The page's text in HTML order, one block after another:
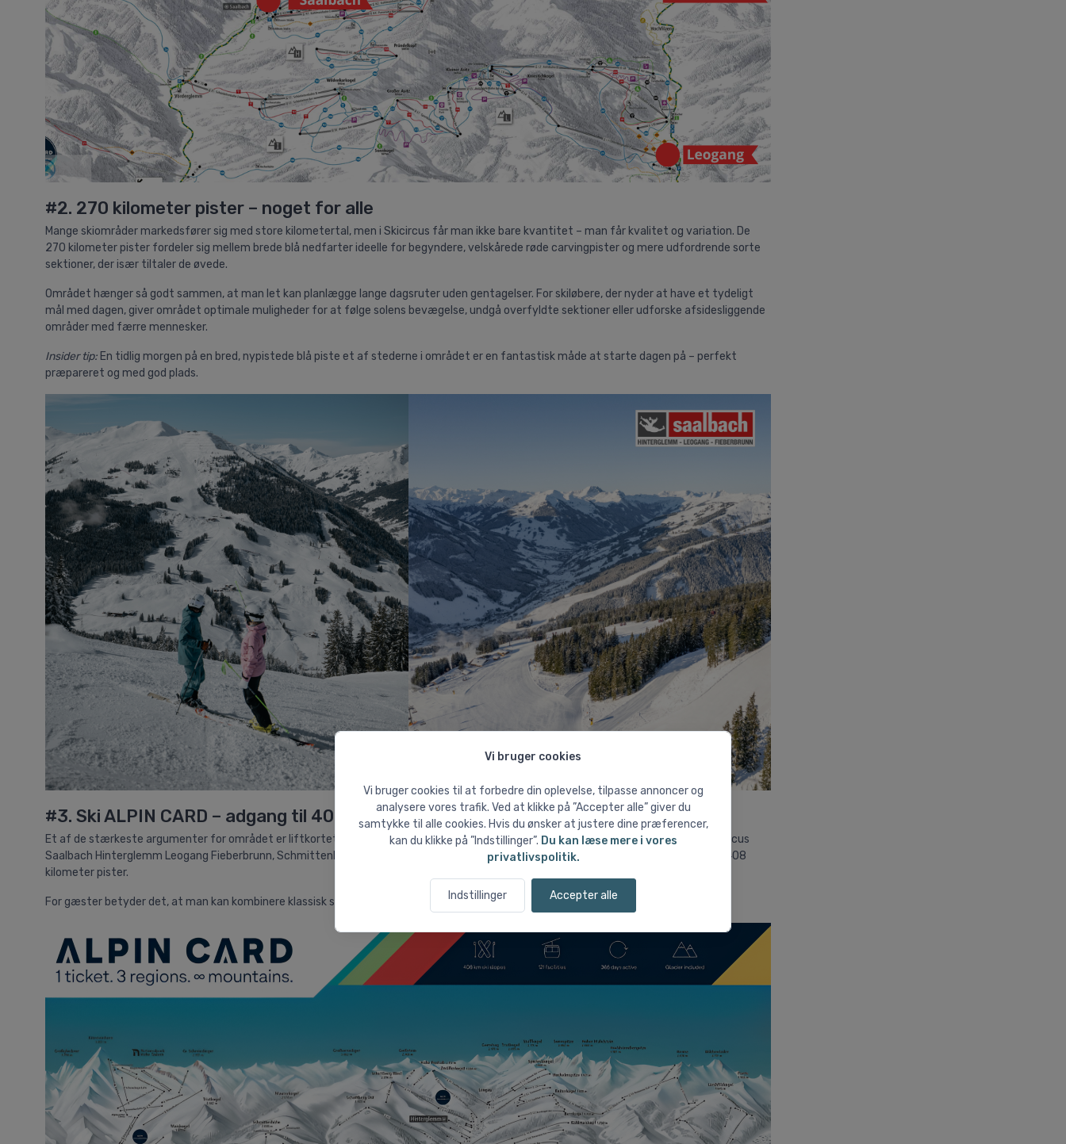
Vi bruger cookies
Vi bruger cookies til at forbedre din oplevelse, tilpasse annoncer og
analysere vores trafik. Ved at klikke på ”Accepter alle” giver du
samtykke til alle cookies. Hvis du ønsker at justere dine præferencer,
kan du klikke på ”Indstillinger”. Du kan læse mere i vores
privatlivspolitik.
Indstillinger Accepter alle
#2. 270 kilometer pister – noget for alle
Mange skiområder markedsfører sig med store kilometertal, men i Skicircus får man ikke bare kvantitet – man får kvalitet og variation. De
270 kilometer pister fordeler sig mellem brede blå nedfarter ideelle for begyndere, velskårede røde carvingpister og mere udfordrende sorte
sektioner, der især tiltaler de øvede.
Området hænger så godt sammen, at man let kan planlægge lange dagsruter uden gentagelser. For skiløbere, der nyder at have et tydeligt
mål med dagen, giver området optimale muligheder for at følge solens bevægelse, undgå overfyldte sektioner eller udforske afsidesliggende
områder med færre mennesker.
Insider tip: En tidlig morgen på en bred, nypistede blå piste et af stederne i området er en fantastisk måde at starte dagen på – perfekt
præpareret og med god plads.
#3. Ski ALPIN CARD – adgang til 408 km pister
Et af de stærkeste argumenter for området er liftkortet. Ski ALPIN CARDgiver automatisk adgang til tre premium skiområder: Skicircus
Saalbach Hinterglemm Leogang Fieberbrunn, Schmittenhöhe i Zell am See og Kitzsteinhorn-gletsjeren i Kaprun. Tilsammen giver det 408
kilometer pister.
For gæster betyder det, at man kan kombinere klassisk skiløb med højfjeldsskiløb og gletsjerforhold.